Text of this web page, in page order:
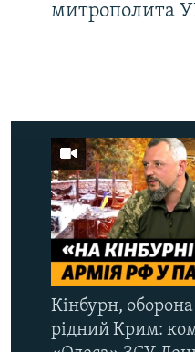
митрополита
Кінбурн,
рідний Крим: